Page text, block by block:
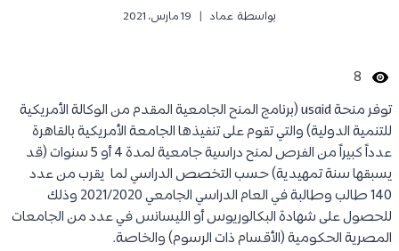
بواسطة عماد 19 مارس، 2021
8
توفر منحة usaid (برنامج المنح الجامعية المقدم من الوكالة الأمريكية
للتنمية الدولية) والتي تقوم على تنفيذها الجامعة الأمريكية بالقاهرة
عدداً كبيراً من الفرص لمنح دراسية جامعية لمدة 4 أو 5 سنوات (قد
يسبقها سنة تمهيدية) حسب التخصص الدراسي لما يقرب من عدد
140 طالب وطالبة في العام الدراسي الجامعي 2021/2020 وذلك
للحصول على شهادة البكالوريوس أو الليسانس في عدد من الجامعات
المصرية الحكومية (الأقسام ذات الرسوم) والخاصة.